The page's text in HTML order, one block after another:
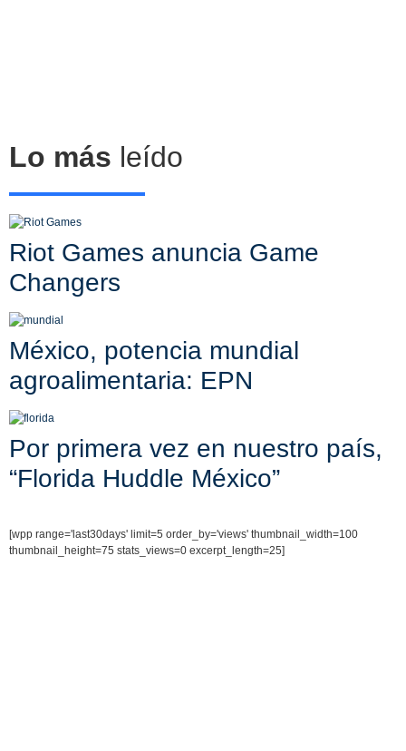
Lo más leído
Riot Games anuncia Game
Changers
México, potencia mundial
agroalimentaria: EPN
Por primera vez en nuestro país,
“Florida Huddle México”
[wpp range='last30days' limit=5 order_by='views' thumbnail_width=100
thumbnail_height=75 stats_views=0 excerpt_length=25]